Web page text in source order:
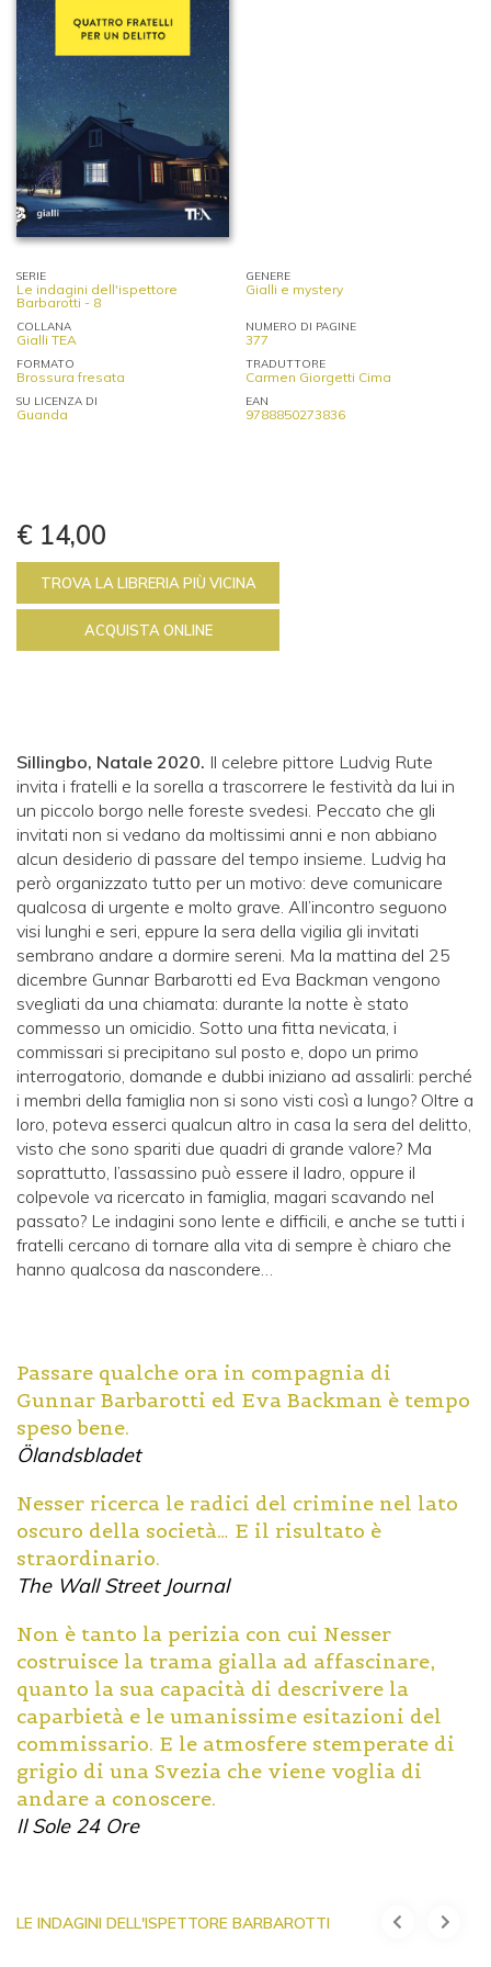
SERIE
Le indagini dell'ispettore
Barbarotti - 8
GENERE
Gialli e mystery
COLLANA
Gialli TEA
NUMERO DI PAGINE
377
FORMATO
Brossura fresata
TRADUTTORE
Carmen Giorgetti Cima
SU LICENZA DI
Guanda
EAN
9788850273836
€ 14,00
TROVA LA LIBRERIA PIÙ VICINA
ACQUISTA ONLINE
Sillingbo, Natale 2020. Il celebre pittore Ludvig Rute
invita i fratelli e la sorella a trascorrere le festività da lui in
un piccolo borgo nelle foreste svedesi. Peccato che gli
invitati non si vedano da moltissimi anni e non abbiano
alcun desiderio di passare del tempo insieme. Ludvig ha
però organizzato tutto per un motivo: deve comunicare
qualcosa di urgente e molto grave. All’incontro seguono
visi lunghi e seri, eppure la sera della vigilia gli invitati
sembrano andare a dormire sereni. Ma la mattina del 25
dicembre Gunnar Barbarotti ed Eva Backman vengono
svegliati da una chiamata: durante la notte è stato
commesso un omicidio. Sotto una fitta nevicata, i
commissari si precipitano sul posto e, dopo un primo
interrogatorio, domande e dubbi iniziano ad assalirli: perché
i membri della famiglia non si sono visti così a lungo? Oltre a
loro, poteva esserci qualcun altro in casa la sera del delitto,
visto che sono spariti due quadri di grande valore? Ma
soprattutto, l’assassino può essere il ladro, oppure il
colpevole va ricercato in famiglia, magari scavando nel
passato? Le indagini sono lente e difficili, e anche se tutti i
fratelli cercano di tornare alla vita di sempre è chiaro che
hanno qualcosa da nascondere…
Passare qualche ora in compagnia di
Gunnar Barbarotti ed Eva Backman è tempo
speso bene.
Ölandsbladet
Nesser ricerca le radici del crimine nel lato
oscuro della società… E il risultato è
straordinario.
The Wall Street Journal
Non è tanto la perizia con cui Nesser
costruisce la trama gialla ad affascinare,
quanto la sua capacità di descrivere la
caparbietà e le umanissime esitazioni del
commissario. E le atmosfere stemperate di
grigio di una Svezia che viene voglia di
andare a conoscere.
Il Sole 24 Ore
LE INDAGINI DELL'ISPETTORE BARBAROTTI